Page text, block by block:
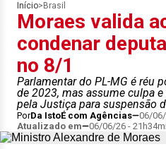
Início> Brasil
Moraes valida
condenar
no 8/1
Parlamentar do PL-MG é réu
de 2023, mas assume culpa
pela Justiça para suspensão
PorDa IstoÉ com Agências 06/
Atualizado em
06/06/26 -